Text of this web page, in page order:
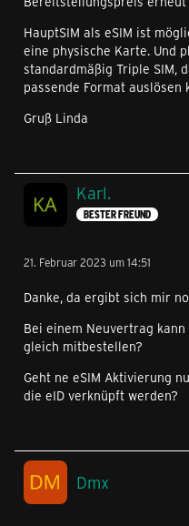
HauptSIM als eSIM ist
eine physische Karte. Und
standardmäßig Triple SIM,
passende Format auslösen
Gruß Linda
Karl.
BESTER FREUND
21. Februar 2023 um 14:51
Danke, da ergibt sich mir
Bei einem Neuvertrag
gleich mitbestellen?
Geht ne eSIM Aktivierung
die eID verknüpft werden?
Dmx